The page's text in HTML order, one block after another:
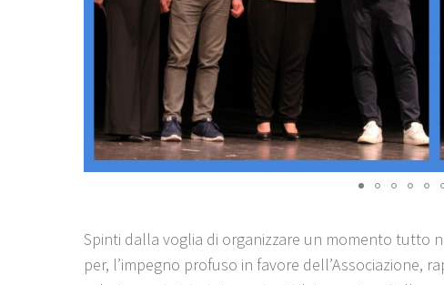
Spinti dalla voglia di organizzare un momento tutto
per, l’impegno profuso in favore dell’Associazione,